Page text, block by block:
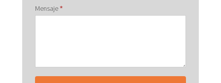
Mensaje*